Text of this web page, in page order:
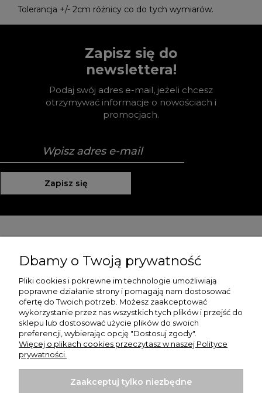
Tolerancja +/- 2cm różnicy co do tych wymiarów.
Zapisz się do
newslettera!
Podaj swój adres e-mail, jeżeli chcesz
otrzymywać informacje o nowościach i
promocjach.
Zapisz się
Moje konto
Płatności i dostawa
O nas
Dbamy o Twoją prywatność
Pliki cookies i pokrewne im technologie umożliwiają
poprawne działanie strony i pomagają nam dostosować
ofertę do Twoich potrzeb. Możesz zaakceptować
wykorzystanie przez nas wszystkich tych plików i przejść do
sklepu lub dostosować użycie plików do swoich
preferencji, wybierając opcję "Dostosuj zgody".
Więcej o plikach cookies przeczytasz w naszej Polityce
prywatności.
Zaakceptuj tylko niezbędne